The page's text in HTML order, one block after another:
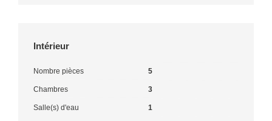
Intérieur
Nombre pièces 5
Chambres 3
Salle(s) d'eau 1